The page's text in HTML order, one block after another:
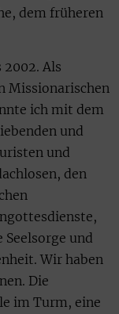
dem früheren
Als
Missionarischen
ich mit dem
und
und
den
und
Wir haben
Die
im Turm, eine